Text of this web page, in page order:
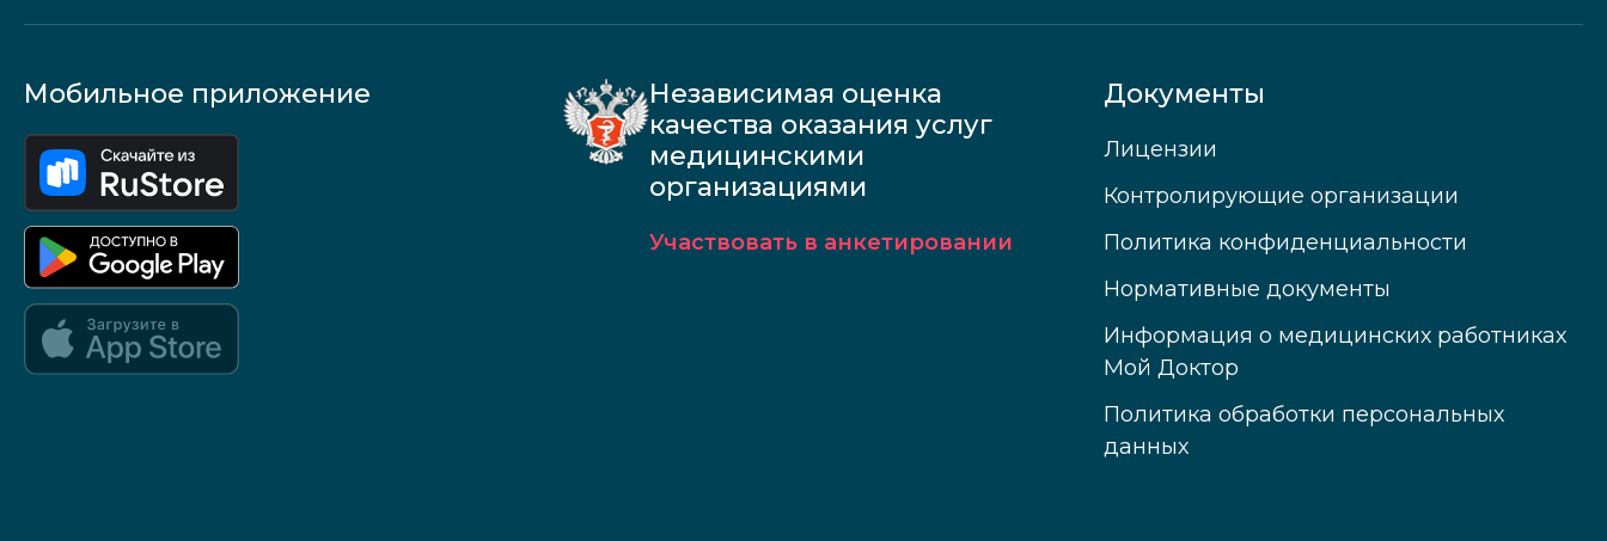
Мобильное приложение
Независимая оценка
качества оказания услуг
медицинскими
организациями
Участвовать в анкетировании
Документы
Лицензии
Контролирующие организации
Политика конфиденциальности
Нормативные документы
Информация о медицинских работниках
Мой Доктор
Политика обработки персональных
данных